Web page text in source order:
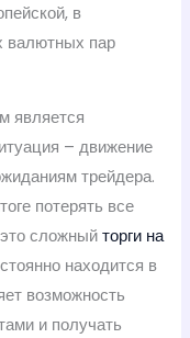
в
валютных пар
является
– движение
трейдера.
потерять все
сложныйторги на
находится в
возможность
и получать